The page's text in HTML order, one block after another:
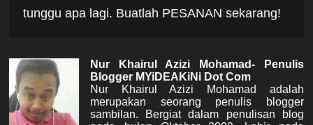
tunggu apa lagi. Buatlah PESANAN sekarang!
Nur Khairul Azizi Mohamad- Penulis
Blogger MYiDEAKiNi Dot Com
Nur Khairul Azizi Mohamad adalah
merupakan seorang penulis blogger
sambilan. Bergiat dalam penulisan blog